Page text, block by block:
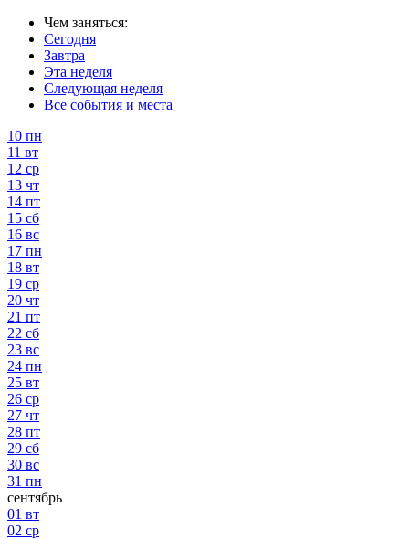
Чем заняться:
Сегодня
Завтра
Эта неделя
Следующая неделя
Все события и места
10 пн
11 вт
12 ср
13 чт
14 пт
15 сб
16 вс
17 пн
18 вт
19 ср
20 чт
21 пт
22 сб
23 вс
24 пн
25 вт
26 ср
27 чт
28 пт
29 сб
30 вс
31 пн
сентябрь
01 вт
02 ср